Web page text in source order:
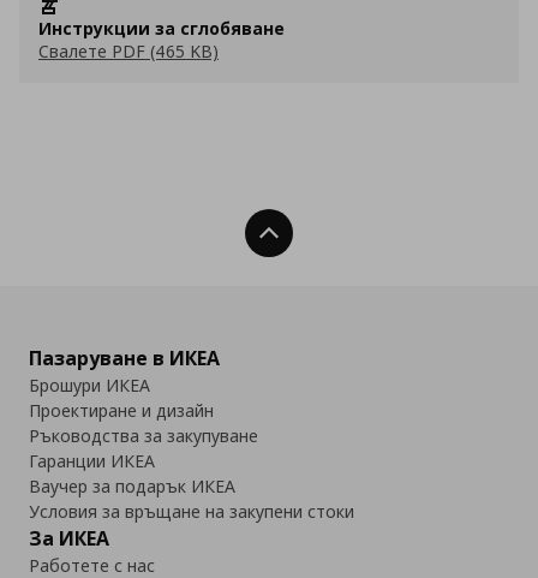
Инструкции за сглобяване
Свалете PDF (465 KB)
Нагоре
Пазаруване в ИКЕА
Брошури ИКЕА
Проектиране и дизайн
Ръководства за закупуване
Гаранции ИКЕА
Ваучер за подарък ИКЕА
Условия за връщане на закупени стоки
За ИКЕА
Работете с нас